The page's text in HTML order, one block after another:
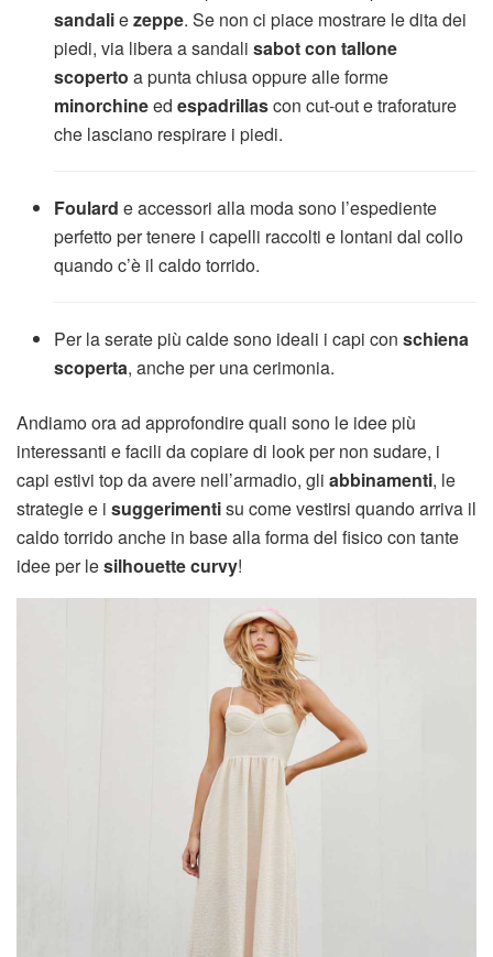
sandaliezeppe. Se non ci piace mostrare le dita dei
piedi, via libera a sandalisabot con tallone
scoperto a punta chiusa oppure alle forme
minorchineedespadrillascon cut-out e traforature
che lasciano respirare i piedi.
Foulard e accessori alla moda sono l’espediente
perfetto per tenere i capelli raccolti e lontani dal collo
quando c’è il caldo torrido.
Per la serate più calde sono ideali i capi conschiena
scoperta, anche per una cerimonia.
Andiamo ora ad approfondire quali sono le idee più
interessanti e facili da copiare di look per non sudare, i
capi estivi top da avere nell’armadio, gli abbinamenti, le
strategie e i suggerimentisu come vestirsi quando arriva il
caldo torrido anche in base alla forma del fisico con tante
idee per lesilhouette curvy!